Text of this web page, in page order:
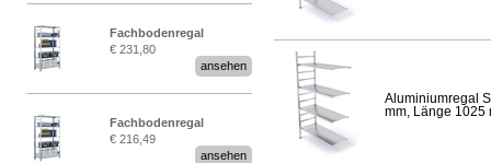
Fachbodenregal
Stecksystem MultiPlus
€ 231,80
ansehen
Fachbodenregal
Stecksystem MultiPlus
€ 216,49
ansehen
Aluminiumregal
mm, Länge 1025